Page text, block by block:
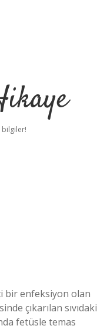
bilgiler!
bir enfeksiyon olan
çıkarılan sıvıdaki
fetüsle temas